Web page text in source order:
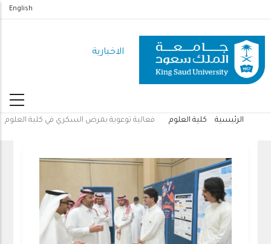
المحتوى
الرئيسي
English
الاخبارية
الرئيسية كلية العلوم فعالية توعوية بمرض السكري في كلية العلوم